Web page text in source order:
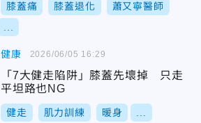
膝蓋痛 膝蓋退化 蕭又寧醫師
健康
「7大健走陷阱」膝蓋先壞掉 只走
平坦路也NG
健走 肌力訓練 暖身
2026/06/05 16:29